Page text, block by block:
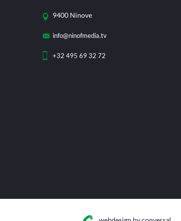
9400 Ninove
info@ninofmedia.tv
+32 495 69 32 72